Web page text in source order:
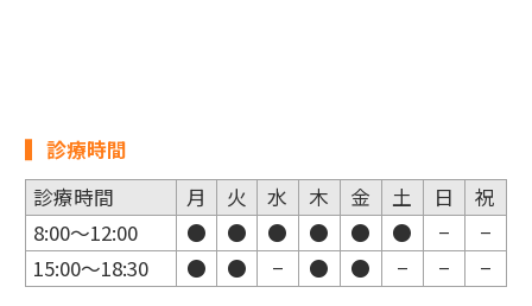
診療時間
診療時間
月 火 水 木 金 土 日
祝
8:00～12:00
● ● ● ● ● ● −
−
15:00～18:30
● ● − ● ● − −
−